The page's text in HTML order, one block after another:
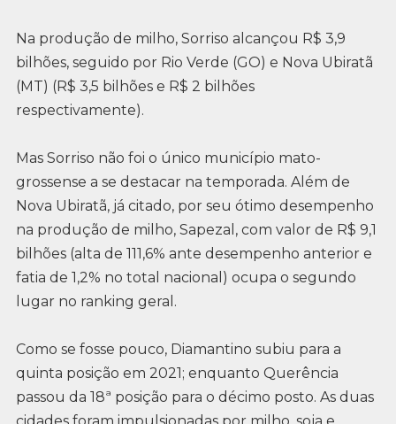
Na produção de milho, Sorriso alcançou R$ 3,9
bilhões, seguido por Rio Verde (GO) e Nova Ubiratã
(MT) (R$ 3,5 bilhões e R$ 2 bilhões
respectivamente).
Mas Sorriso não foi o único município mato-
grossense a se destacar na temporada. Além de
Nova Ubiratã, já citado, por seu ótimo desempenho
na produção de milho, Sapezal, com valor de R$ 9,1
bilhões (alta de 111,6% ante desempenho anterior e
fatia de 1,2% no total nacional) ocupa o segundo
lugar no ranking geral.
Como se fosse pouco, Diamantino subiu para a
quinta posição em 2021; enquanto Querência
passou da 18ª posição para o décimo posto. As duas